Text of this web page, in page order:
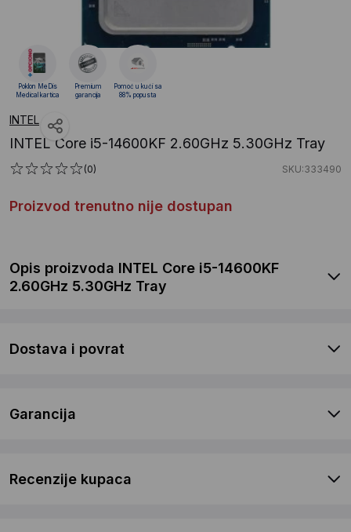
INTEL
INTEL Core i5-14600KF 2.60GHz 5.30GHz Tray
(0) SKU:333490
Proizvod trenutno nije dostupan
Poklon MeDis
Medical kartica
Premium
garancija
Pomoć u kući sa
88% popusta
Opis proizvoda INTEL Core i5-14600KF
2.60GHz 5.30GHz Tray
Dostava i povrat
Garancija
Recenzije kupaca